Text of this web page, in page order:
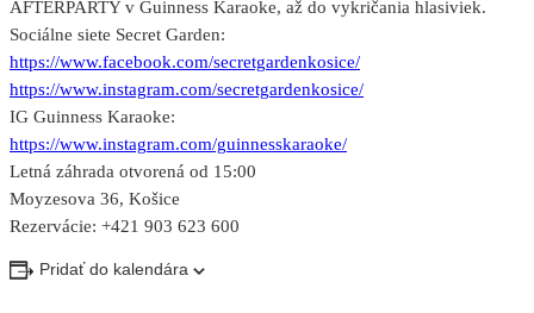
AFTERPARTY v Guinness Karaoke, až do vykričania hlasiviek.
Sociálne siete Secret Garden:
https://www.facebook.com/secretgardenkosice/
https://www.instagram.com/secretgardenkosice/
IG Guinness Karaoke:
https://www.instagram.com/guinnesskaraoke/
Letná záhrada otvorená od 15:00
Moyzesova 36, Košice
Rezervácie: +421 903 623 600
Pridať do kalendára